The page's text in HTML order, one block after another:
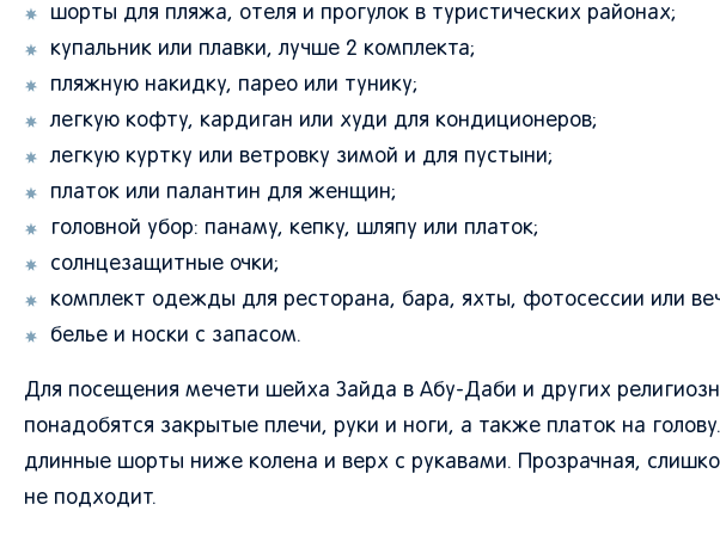
шорты для пляжа, отеля и прогулок в туристических районах;
купальник или плавки, лучше 2 комплекта;
пляжную накидку, парео или тунику;
легкую кофту, кардиган или худи для кондиционеров;
легкую куртку или ветровку зимой и для пустыни;
платок или палантин для женщин;
головной убор: панаму, кепку, шляпу или платок;
солнцезащитные очки;
комплект одежды для ресторана, бара, яхты, фотосессии или
белье и носки с запасом.
Для посещения мечети шейха Зайда в Абу-Даби и других
понадобятся закрытые плечи, руки и ноги, а также платок на
длинные шорты ниже колена и верх с рукавами. Прозрачная,
не подходит.